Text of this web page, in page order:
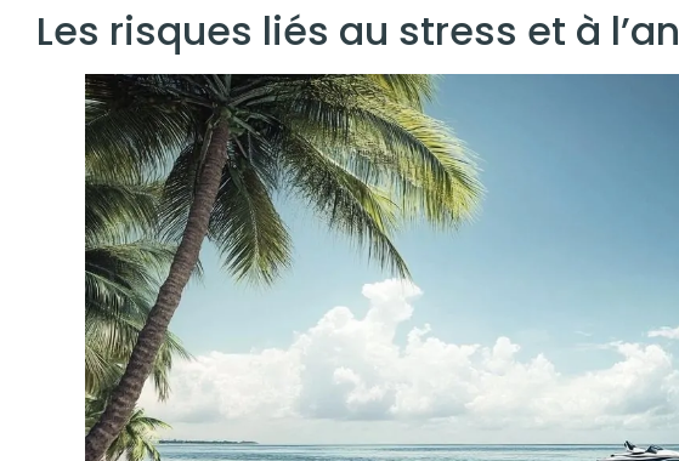
Les risques liés au stress et à